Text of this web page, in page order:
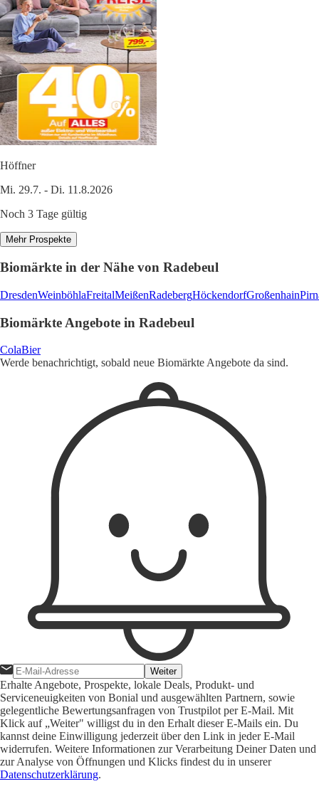
Höffner
Mi. 29.7. - Di. 11.8.2026
Noch 3 Tage gültig
Mehr Prospekte
Biomärkte in der Nähe von Radebeul
DresdenWeinböhlaFreitalMeißenRadebergHöckendorfGroßenhain
Biomärkte Angebote in Radebeul
ColaBier
Werde benachrichtigt, sobald neue Biomärkte Angebote da sind.
Weiter
Erhalte Angebote, Prospekte, lokale Deals, Produkt- und
Serviceneuigkeiten von Bonial und ausgewählten Partnern, sowie
gelegentliche Bewertungsanfragen von Trustpilot per E-Mail. Mit
Klick auf „Weiter" willigst du in den Erhalt dieser E-Mails ein. Du
kannst deine Einwilligung jederzeit über den Link in jeder E-Mail
widerrufen. Weitere Informationen zur Verarbeitung Deiner Daten und
zur Analyse von Öffnungen und Klicks findest du in unserer
Datenschutzerklärung.